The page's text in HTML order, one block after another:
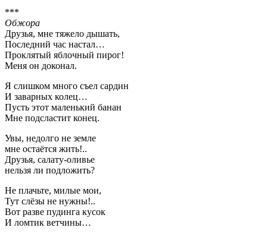
***
Обжора
Друзья, мне тяжело дышать,
Последний час настал…
Проклятый яблочный пирог!
Меня он доконал.
Я слишком много съел сардин
И заварных колец…
Пусть этот маленький банан
Мне подсластит конец.
Увы, недолго не земле
мне остаётся жить!..
Друзья, салату-оливье
нельзя ли подложить?
Не плачьте, милые мои,
Тут слёзы не нужны!..
Вот разве пудинга кусок
И ломтик ветчины…